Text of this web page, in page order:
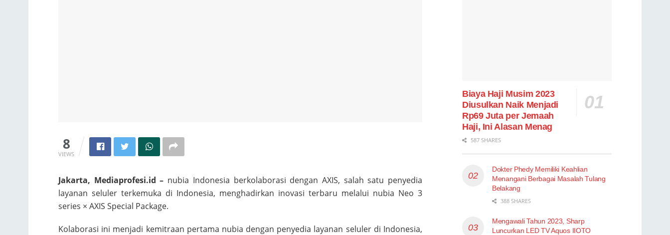
8
VIEWS
Jakarta, Mediaprofesi.id – nubia Indonesia berkolaborasi dengan AXIS, salah satu penyedia
layanan seluler terkemuka di Indonesia, menghadirkan inovasi terbaru melalui nubia Neo 3
series × AXIS Special Package.
Kolaborasi ini menjadi kemitraan pertama nubia dengan penyedia layanan seluler di Indonesia,
Biaya Haji Musim 2023
Diusulkan Naik Menjadi
Rp69 Juta per Jemaah
Haji, Ini Alasan Menag
587 SHARES
Dokter Phedy Memiliki Keahlian
Menangani Berbagai Masalah Tulang
Belakang
388 SHARES
Mengawali Tahun 2023, Sharp
Luncurkan LED TV Aquos IIOTO